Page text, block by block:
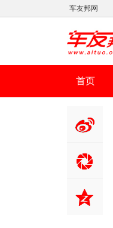
车友邦网
首页
浪微博